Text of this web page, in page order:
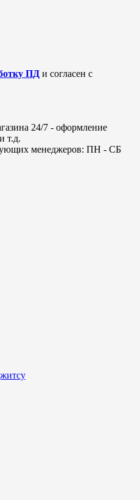
ПД и согласен с
24/7 - оформление
т.д.
менеджеров: ПН - СБ